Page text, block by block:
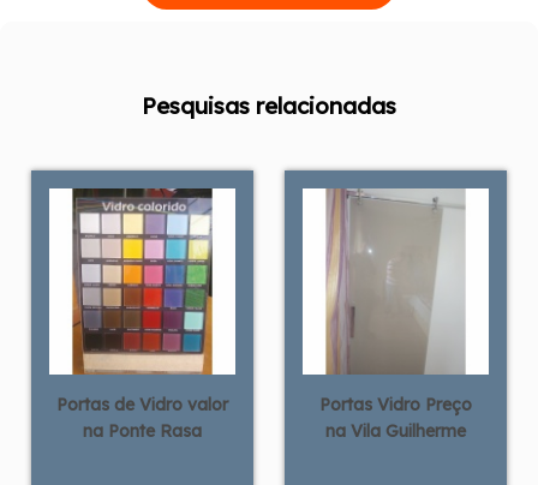
Pesquisas relacionadas
Portas de Vidro valor
na Ponte Rasa
Portas Vidro Preço
na Vila Guilherme